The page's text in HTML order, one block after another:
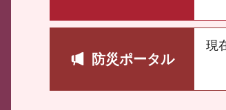
防災ポータル
現